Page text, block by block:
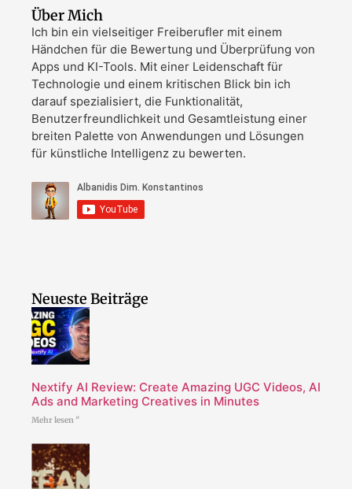
Über Mich
Ich bin ein vielseitiger Freiberufler mit einem
Händchen für die Bewertung und Überprüfung von
Apps und KI-Tools. Mit einer Leidenschaft für
Technologie und einem kritischen Blick bin ich
darauf spezialisiert, die Funktionalität,
Benutzerfreundlichkeit und Gesamtleistung einer
breiten Palette von Anwendungen und Lösungen
für künstliche Intelligenz zu bewerten.
Neueste Beiträge
Nextify AI Review: Create Amazing UGC Videos, AI
Ads and Marketing Creatives in Minutes
Mehr lesen "